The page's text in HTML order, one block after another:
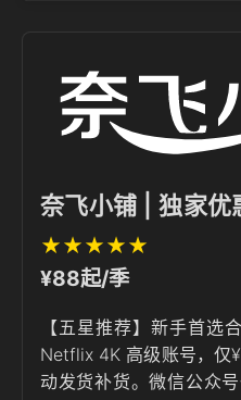
奈飞小铺 | 独家优
★★★★★
¥88起/季
【五星推荐】新手首选
Netflix 4K 高级账号，仅
动发货补货。微信公众